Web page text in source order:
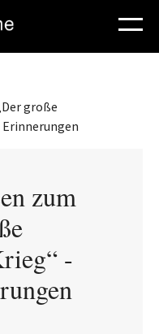
große
Erinnerungen
zum
-